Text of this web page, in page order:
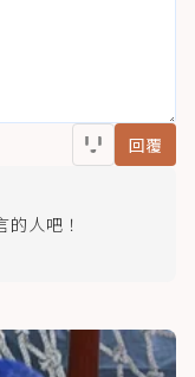
回覆
人吧！